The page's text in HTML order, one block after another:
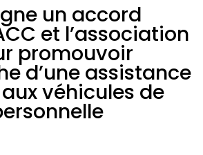
un accord
et l’association
promouvoir
d’une assistance
véhicules de